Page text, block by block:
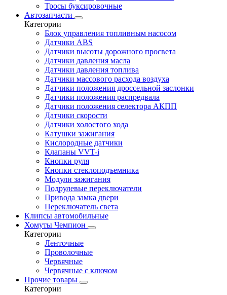
Тросы буксировочные
Автозапчасти
Категории
Блок управления топливным насосом
Датчики ABS
Датчики высоты дорожного просвета
Датчики давления масла
Датчики давления топлива
Датчики массового расхода воздуха
Датчики положения дроссельной заслонки
Датчики положения распредвала
Датчики положения селектора АКПП
Датчики скорости
Датчики холостого хода
Катушки зажигания
Кислородные датчики
Клапаны VVT-i
Кнопки руля
Кнопки стеклоподъемника
Модули зажигания
Подрулевые переключатели
Привода замка двери
Переключатель света
Клипсы автомобильные
Хомуты Чемпион
Категории
Ленточные
Проволочные
Червячные
Червячные с ключом
Прочие товары
Категории